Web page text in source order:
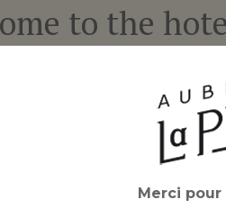
to the
the medieval
of the river Drôme.
away.
Merci